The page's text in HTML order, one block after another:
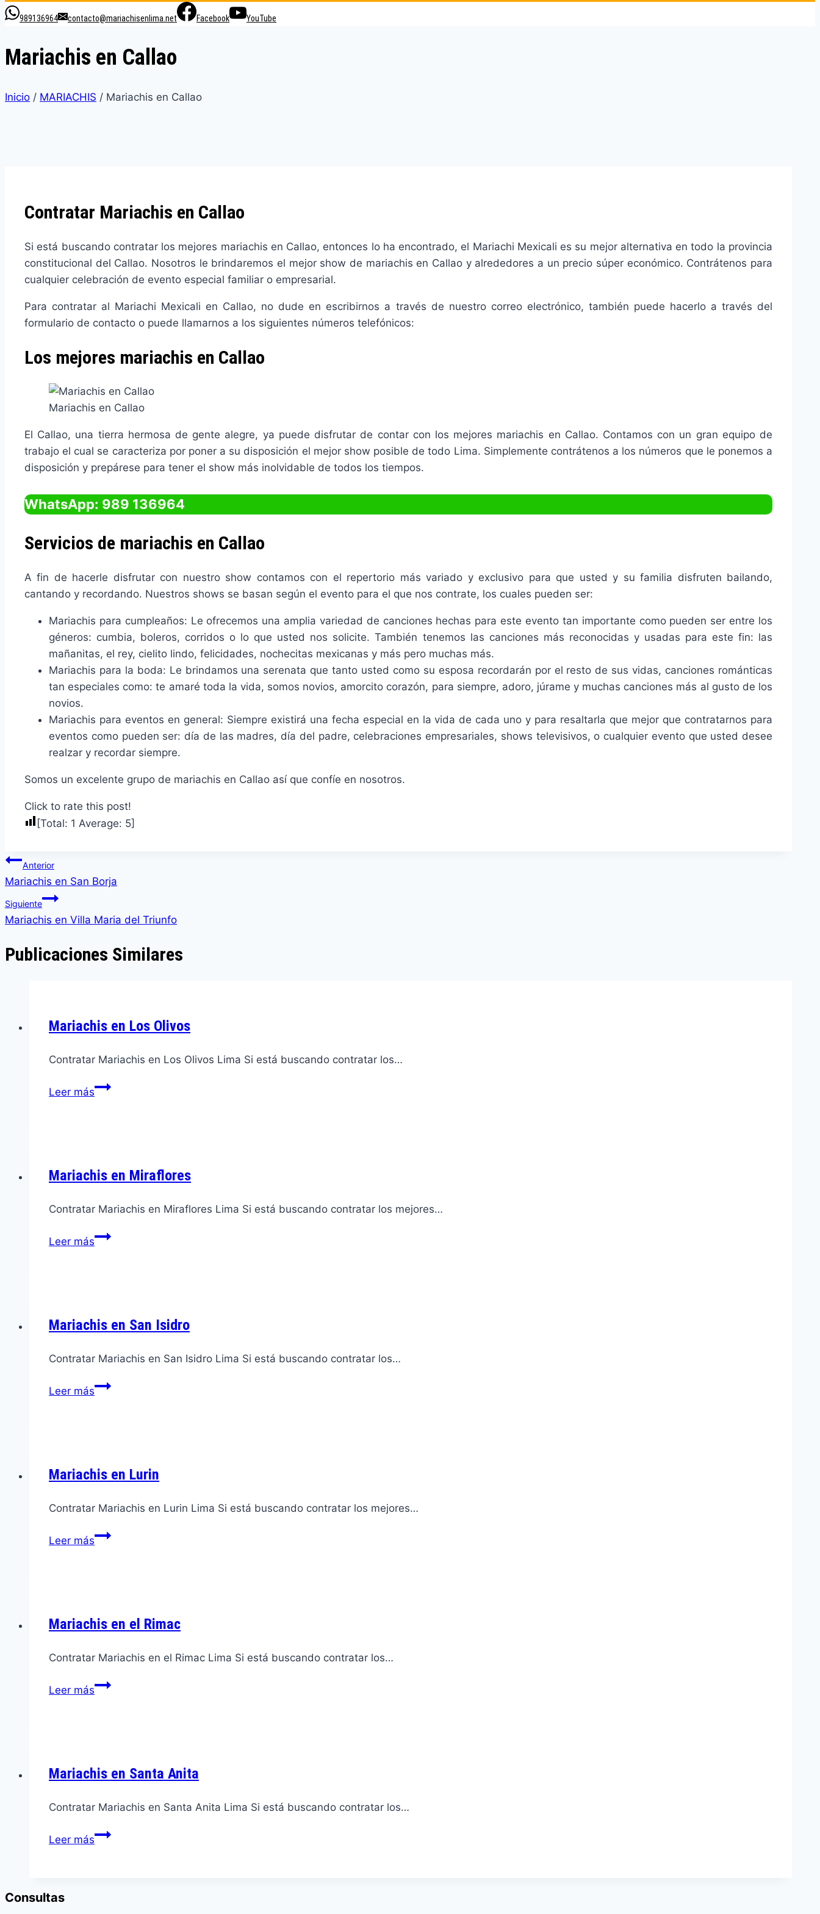
989136964 contacto@mariachisenlima.net Facebook YouTube
Mariachis en Callao
Inicio / MARIACHIS / Mariachis en Callao
Contratar Mariachis en Callao
Si está buscando contratar los mejores mariachis en Callao, entonces lo ha encontrado, el Mariachi Mexicali es su mejor alternativa en todo la provincia
constitucional del Callao. Nosotros le brindaremos el mejor show de mariachis en Callao y alrededores a un precio súper económico. Contrátenos para
cualquier celebración de evento especial familiar o empresarial.
Para contratar al Mariachi Mexicali en Callao, no dude en escribirnos a través de nuestro correo electrónico, también puede hacerlo a través del
formulario de contacto o puede llamarnos a los siguientes números telefónicos:
Los mejores mariachis en Callao
Mariachis en Callao
El Callao, una tierra hermosa de gente alegre, ya puede disfrutar de contar con los mejores mariachis en Callao. Contamos con un gran equipo de
trabajo el cual se caracteriza por poner a su disposición el mejor show posible de todo Lima. Simplemente contrátenos a los números que le ponemos a
disposición y prepárese para tener el show más inolvidable de todos los tiempos.
WhatsApp: 989 136964
Servicios de mariachis en Callao
A fin de hacerle disfrutar con nuestro show contamos con el repertorio más variado y exclusivo para que usted y su familia disfruten bailando,
cantando y recordando. Nuestros shows se basan según el evento para el que nos contrate, los cuales pueden ser:
Mariachis para cumpleaños: Le ofrecemos una amplia variedad de canciones hechas para este evento tan importante como pueden ser entre los
géneros: cumbia, boleros, corridos o lo que usted nos solicite. También tenemos las canciones más reconocidas y usadas para este fin: las
mañanitas, el rey, cielito lindo, felicidades, nochecitas mexicanas y más pero muchas más.
Mariachis para la boda: Le brindamos una serenata que tanto usted como su esposa recordarán por el resto de sus vidas, canciones románticas
tan especiales como: te amaré toda la vida, somos novios, amorcito corazón, para siempre, adoro, júrame y muchas canciones más al gusto de los
novios.
Mariachis para eventos en general: Siempre existirá una fecha especial en la vida de cada uno y para resaltarla que mejor que contratarnos para
eventos como pueden ser: día de las madres, día del padre, celebraciones empresariales, shows televisivos, o cualquier evento que usted desee
realzar y recordar siempre.
Somos un excelente grupo de mariachis en Callao así que confíe en nosotros.
Click to rate this post!
[Total: 1 Average: 5]
Navegación
de
entradas
Anterior
Mariachis en San Borja
Siguiente
Mariachis en Villa Maria del Triunfo
Publicaciones Similares
Mariachis en Los Olivos
Contratar Mariachis en Los Olivos Lima Si está buscando contratar los…
Leer másMariachis
Mariachis en Miraflores
Contratar Mariachis en Miraflores Lima Si está buscando contratar los mejores…
Leer másMariachis
Mariachis en San Isidro
Contratar Mariachis en San Isidro Lima Si está buscando contratar los…
Leer másMariachis
Mariachis en Lurin
Contratar Mariachis en Lurin Lima Si está buscando contratar los mejores…
Leer másMariachis
Mariachis en el Rimac
Contratar Mariachis en el Rimac Lima Si está buscando contratar los…
Leer másMariachis
Mariachis en Santa Anita
Contratar Mariachis en Santa Anita Lima Si está buscando contratar los…
Leer másMariachis
Consultas